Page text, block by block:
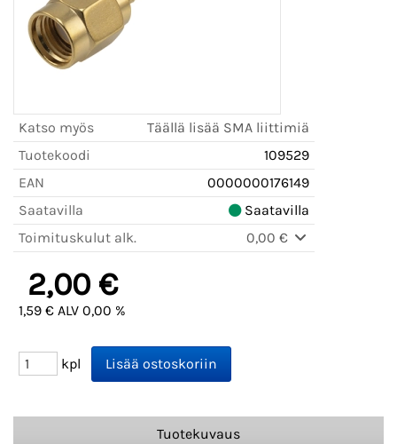
Katso myös
Täällä lisää SMA liittimiä
Tuotekoodi
109529
EAN
0000000176149
Saatavilla
Saatavilla
Toimituskulut alk.
0,00 €
2,00 €
1,59 € ALV 0,00 %
kpl
Tuotekuvaus